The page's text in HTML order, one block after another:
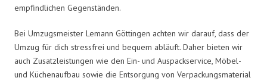
empfindlichen Gegenständen.
Bei Umzugsmeister Lemann Göttingen achten wir darauf, dass der
Umzug für dich stressfrei und bequem abläuft. Daher bieten wir
auch Zusatzleistungen wie den Ein- und Auspackservice, Möbel-
und Küchenaufbau sowie die Entsorgung von Verpackungsmaterial